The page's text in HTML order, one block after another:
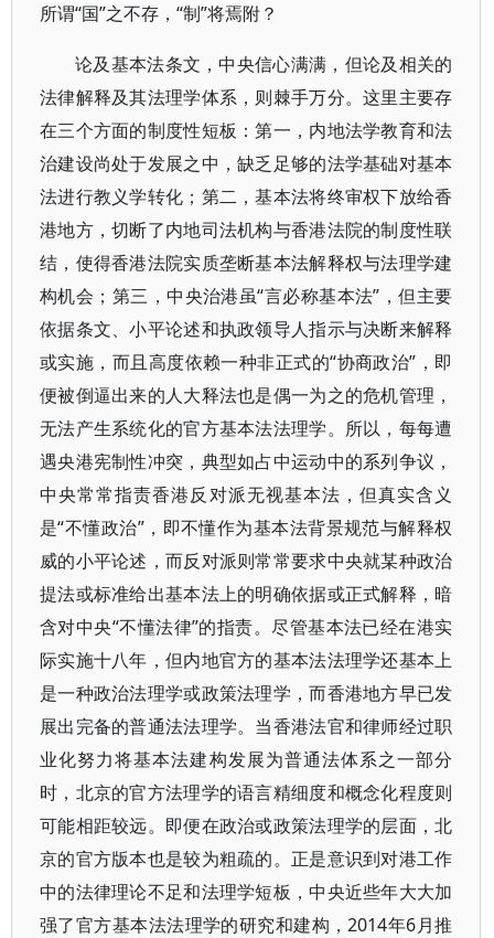
所谓“国”之不存，“制”将焉附？
论及基本法条文，中央信心满满，但论及相关的
法律解释及其法理学体系，则棘手万分。这里主要存
在三个方面的制度性短板：第一，内地法学教育和法
治建设尚处于发展之中，缺乏足够的法学基础对基本
法进行教义学转化；第二，基本法将终审权下放给香
港地方，切断了内地司法机构与香港法院的制度性联
结，使得香港法院实质垄断基本法解释权与法理学建
构机会；第三，中央治港虽“言必称基本法”，但主要
依据条文、小平论述和执政领导人指示与决断来解释
或实施，而且高度依赖一种非正式的“协商政治”，即
便被倒逼出来的人大释法也是偶一为之的危机管理，
无法产生系统化的官方基本法法理学。所以，每每遭
遇央港宪制性冲突，典型如占中运动中的系列争议，
中央常常指责香港反对派无视基本法，但真实含义
是“不懂政治”，即不懂作为基本法背景规范与解释权
威的小平论述，而反对派则常常要求中央就某种政治
提法或标准给出基本法上的明确依据或正式解释，暗
含对中央“不懂法律”的指责。尽管基本法已经在港实
际实施十八年，但内地官方的基本法法理学还基本上
是一种政治法理学或政策法理学，而香港地方早已发
展出完备的普通法法理学。当香港法官和律师经过职
业化努力将基本法建构发展为普通法体系之一部分
时，北京的官方法理学的语言精细度和概念化程度则
可能相距较远。即便在政治或政策法理学的层面，北
京的官方版本也是较为粗疏的。正是意识到对港工作
中的法律理论不足和法理学短板，中央近些年大大加
强了官方基本法法理学的研究和建构，2014年6月推